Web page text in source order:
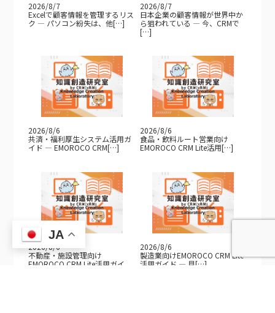
2026/8/7
Excelで顧客情報を管理するリス
ク — パソコン紛失は、他[…]
2026/8/7
日本企業の顧客情報が世界中か
ら狙われている — 今、CRMで
[…]
2026/8/6
共済・福利厚生システム活用ガ
イド — EMOROCO CRM[…]
2026/8/6
食品・飲料ルート営業向け
EMOROCO CRM Lite活用[…]
2026/8/6
不動産・施設管理向け
EMOROCO CRM Lite活用ガイ
2026/8/6
製造業向けEMOROCO CRM Lite
活用ガイド — 見[…]
JA